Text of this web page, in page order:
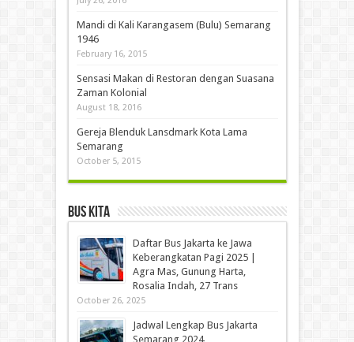
Mandi di Kali Karangasem (Bulu) Semarang
1946
February 16, 2015
Sensasi Makan di Restoran dengan Suasana
Zaman Kolonial
August 18, 2016
Gereja Blenduk Lansdmark Kota Lama
Semarang
October 5, 2015
Bus Kita
Daftar Bus Jakarta ke Jawa
Keberangkatan Pagi 2025 |
Agra Mas, Gunung Harta,
Rosalia Indah, 27 Trans
October 26, 2025
Jadwal Lengkap Bus Jakarta
Semarang 2024